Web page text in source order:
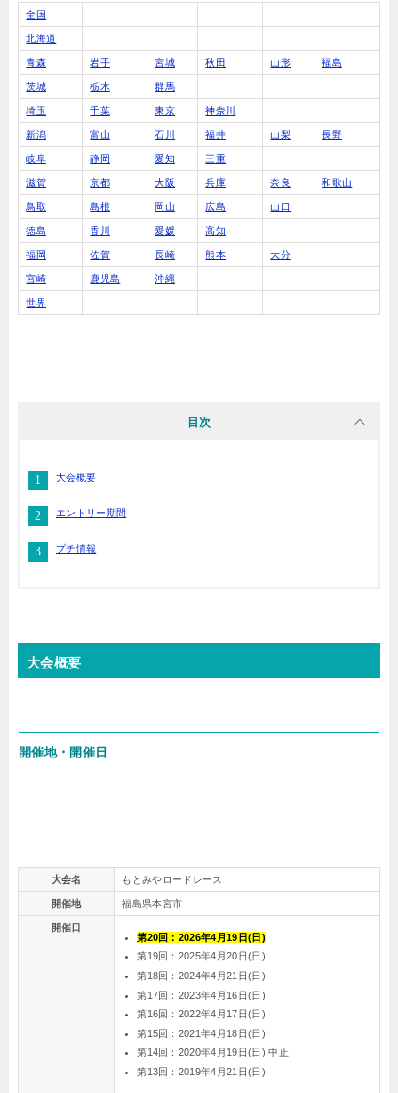
全国
北海道
青森 岩手 宮城 秋田 山形 福島
茨城 栃木 群馬
埼玉 千葉 東京 神奈川
新潟 富山 石川 福井 山梨 長野
岐阜 静岡 愛知 三重
滋賀 京都 大阪 兵庫 奈良 和歌山
鳥取 島根 岡山 広島 山口
徳島 香川 愛媛 高知
福岡 佐賀 長崎 熊本 大分
宮崎 鹿児島 沖縄
世界
目次
大会概要
エントリー期間
プチ情報
大会概要
開催地・開催日
大会名 もとみやロードレース
開催地 福島県本宮市
開催日
第20回：2026年4月19日(日)
第19回：2025年4月20日(日)
第18回：2024年4月21日(日)
第17回：2023年4月16日(日)
第16回：2022年4月17日(日)
第15回：2021年4月18日(日)
第14回：2020年4月19日(日) 中止
第13回：2019年4月21日(日)